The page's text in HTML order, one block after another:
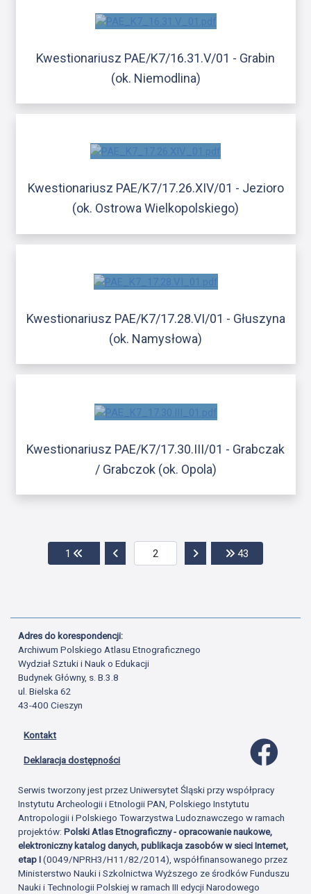
Kwestionariusz PAE/K7/16.31.V/01 - Grabin
(ok. Niemodlina)
Kwestionariusz PAE/K7/17.26.XIV/01 - Jezioro
(ok. Ostrowa Wielkopolskiego)
Kwestionariusz PAE/K7/17.28.VI/01 - Głuszyna
(ok. Namysłowa)
Kwestionariusz PAE/K7/17.30.III/01 - Grabczak
/ Grabczok (ok. Opola)
1 Przejdź do pierwszej strony
Przejdź do poprzedniej strony
Przejdź do następnej
43
Adres do korespondencji:
Archiwum Polskiego Atlasu Etnograficznego
Wydział Sztuki i Nauk o Edukacji
Budynek Główny, s. B.3.8
ul. Bielska 62
43-400 Cieszyn
Kontakt
Deklaracja dostępności
Serwis tworzony jest przez Uniwersytet Śląski przy współpracy
Instytutu Archeologii i Etnologii PAN, Polskiego Instytutu
Antropologii i Polskiego Towarzystwa Ludoznawczego w ramach
projektów:Polski Atlas Etnograficzny - opracowanie naukowe,
elektroniczny katalog danych, publikacja zasobów w sieci Internet,
etap I(0049/NPRH3/H11/82/2014), współfinansowanego przez
Ministerstwo Nauki i Szkolnictwa Wyższego ze środków Funduszu
Nauki i Technologii Polskiej w ramach III edycji Narodowego